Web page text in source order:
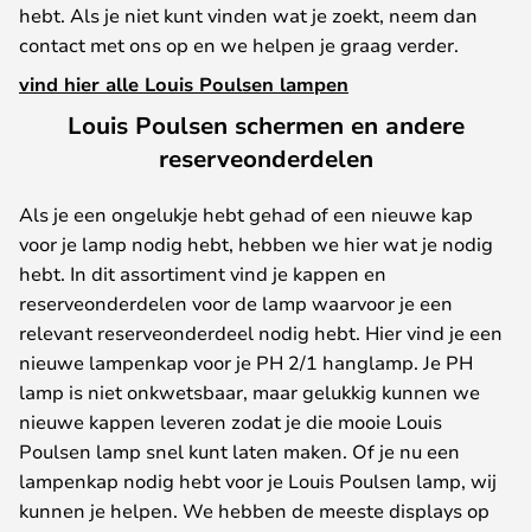
hebt. Als je niet kunt vinden wat je zoekt, neem dan
contact met ons op en we helpen je graag verder.
vind hier alle Louis Poulsen lampen
Louis Poulsen schermen en andere
reserveonderdelen
Als je een ongelukje hebt gehad of een nieuwe kap
voor je lamp nodig hebt, hebben we hier wat je nodig
hebt. In dit assortiment vind je kappen en
reserveonderdelen voor de lamp waarvoor je een
relevant reserveonderdeel nodig hebt. Hier vind je een
nieuwe lampenkap voor je PH 2/1 hanglamp. Je PH
lamp is niet onkwetsbaar, maar gelukkig kunnen we
nieuwe kappen leveren zodat je die mooie Louis
Poulsen lamp snel kunt laten maken. Of je nu een
lampenkap nodig hebt voor je Louis Poulsen lamp, wij
kunnen je helpen. We hebben de meeste displays op